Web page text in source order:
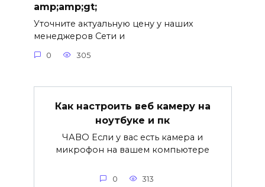
amp;amp;gt;
Уточните актуальную цену у наших
менеджеров Сети и
0 305
Как настроить веб камеру на
ноутбуке и пк
ЧАВО Если у вас есть камера и
микрофон на вашем компьютере
0 313